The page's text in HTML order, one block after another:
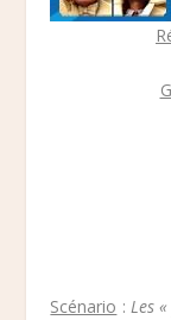
Scénario : Les